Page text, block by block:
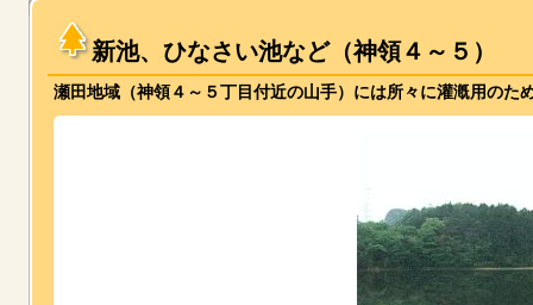
新池、ひなさい池など（神領４～５）
瀬田地域（神領４～５丁目付近の山手）には所々に灌漑用の